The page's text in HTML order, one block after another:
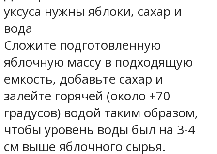
уксуса нужны яблоки, сахар и
вода
Сложите подготовленную
яблочную массу в подходящую
емкость, добавьте сахар и
залейте горячей (около +70
градусов) водой таким образом,
чтобы уровень воды был на 3-4
см выше яблочного сырья.